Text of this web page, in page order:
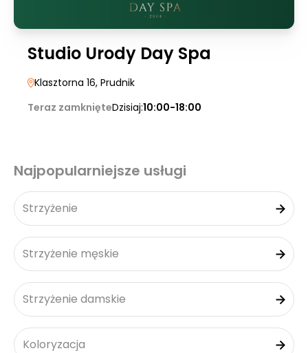
Studio Urody Day Spa
Klasztorna 16, Prudnik
Teraz zamknięteDzisiaj:10:00-18:00
Najpopularniejsze usługi
Strzyżenie
Strzyżenie męskie
Strzyżenie damskie
Koloryzacja